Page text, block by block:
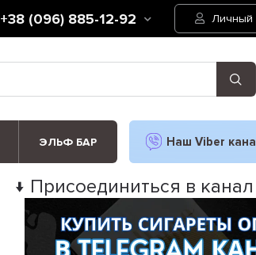
+38 (096) 885-12-92 Личный
ЭЛЬФ БАР Наш Viber
↓ Присоединиться в